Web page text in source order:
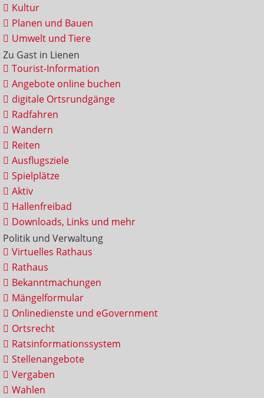
Kultur
Planen und Bauen
Umwelt und Tiere
Zu Gast in Lienen
Tourist-Information
Angebote online buchen
digitale Ortsrundgänge
Radfahren
Wandern
Reiten
Ausflugsziele
Spielplätze
Aktiv
Hallenfreibad
Downloads, Links und mehr
Politik und Verwaltung
Virtuelles Rathaus
Rathaus
Bekanntmachungen
Mängelformular
Onlinedienste und eGovernment
Ortsrecht
Ratsinformationssystem
Stellenangebote
Vergaben
Wahlen